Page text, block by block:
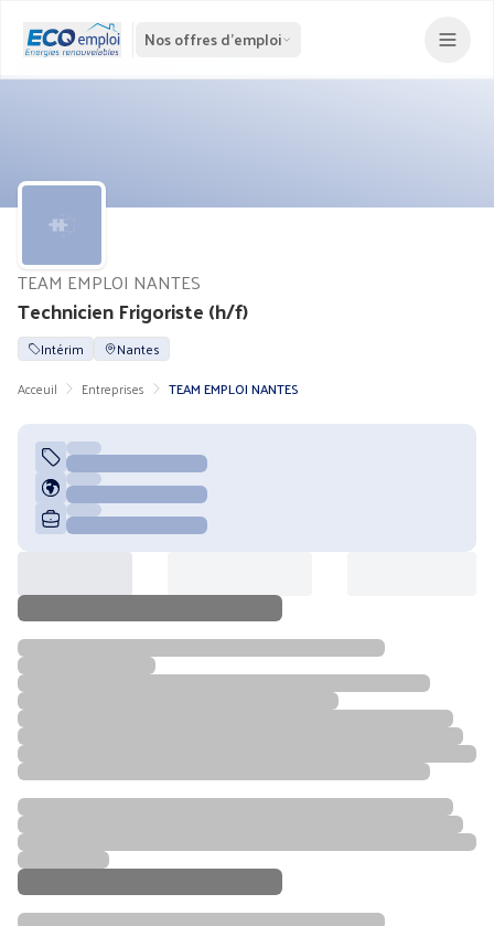
Nos offres d'emploi
Technicien Frigoriste (h/f)
TEAM EMPLOI NANTES
Intérim
Nantes
Acceuil
Entreprises TEAM EMPLOI NANTES